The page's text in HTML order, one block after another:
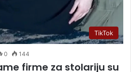
TikTok
0 144
firme za stolariju su